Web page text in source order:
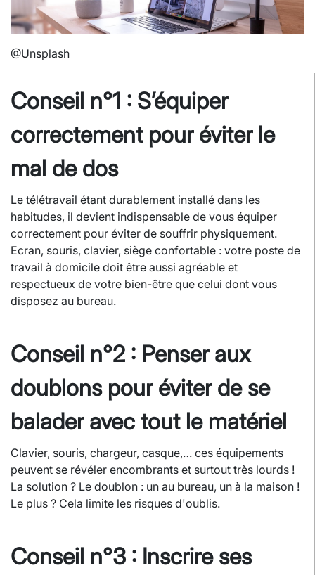
@Unsplash
Conseil n°1 : S’équiper
correctement pour éviter le
mal de dos
Le télétravail étant durablement installé dans les
habitudes, il devient indispensable de vous équiper
correctement pour éviter de souffrir physiquement.
Ecran, souris, clavier, siège confortable : votre poste de
travail à domicile doit être aussi agréable et
respectueux de votre bien-être que celui dont vous
disposez au bureau.
Conseil n°2 : Penser aux
doublons pour éviter de se
balader avec tout le matériel
Clavier, souris, chargeur, casque,… ces équipements
peuvent se révéler encombrants et surtout très lourds !
La solution ? Le doublon : un au bureau, un à la maison !
Le plus ? Cela limite les risques d'oublis.
Conseil n°3 : Inscrire ses